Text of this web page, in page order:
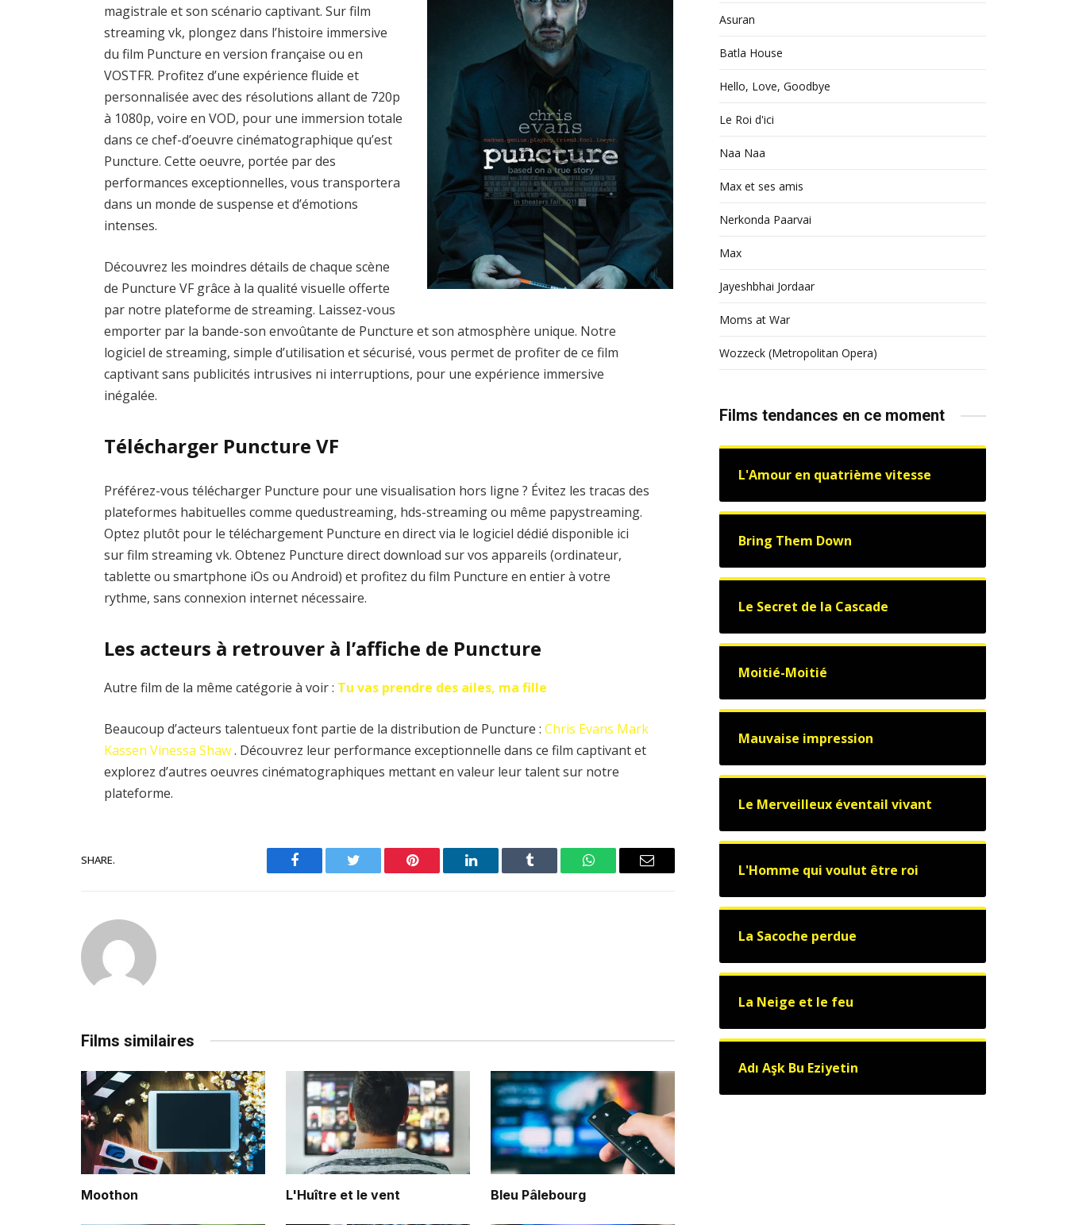
magistrale et son scénario captivant. Sur film
streaming vk, plongez dans l’histoire immersive
du film Puncture en version française ou en
VOSTFR. Profitez d’une expérience fluide et
personnalisée avec des résolutions allant de 720p
à 1080p, voire en VOD, pour une immersion totale
dans ce chef-d’oeuvre cinématographique qu’est
Puncture. Cette oeuvre, portée par des
performances exceptionnelles, vous transportera
dans un monde de suspense et d’émotions
intenses.
Découvrez les moindres détails de chaque scène
de Puncture VF grâce à la qualité visuelle offerte
par notre plateforme de streaming. Laissez-vous
emporter par la bande-son envoûtante de Puncture et son atmosphère unique. Notre
logiciel de streaming, simple d’utilisation et sécurisé, vous permet de profiter de ce film
captivant sans publicités intrusives ni interruptions, pour une expérience immersive
inégalée.
Télécharger Puncture VF
Préférez-vous télécharger Puncture pour une visualisation hors ligne ? Évitez les tracas des
plateformes habituelles comme quedustreaming, hds-streaming ou même papystreaming.
Optez plutôt pour le téléchargement Puncture en direct via le logiciel dédié disponible ici
sur film streaming vk. Obtenez Puncture direct download sur vos appareils (ordinateur,
tablette ou smartphone iOs ou Android) et profitez du film Puncture en entier à votre
rythme, sans connexion internet nécessaire.
Les acteurs à retrouver à l’affiche de Puncture
Autre film de la même catégorie à voir : Tu vas prendre des ailes, ma fille
Beaucoup d’acteurs talentueux font partie de la distribution de Puncture :Chris Evans Mark
Kassen Vinessa Shaw. Découvrez leur performance exceptionnelle dans ce film captivant et
explorez d’autres oeuvres cinématographiques mettant en valeur leur talent sur notre
plateforme.
SHARE.
Facebook Twitter Pinterest LinkedIn Tumblr WhatsAppEmail
Films similaires
Moothon L'Huître et le vent Bleu Pâlebourg
Asuran
Batla House
Hello, Love, Goodbye
Le Roi d'ici
Naa Naa
Max et ses amis
Nerkonda Paarvai
Max
Jayeshbhai Jordaar
Moms at War
Wozzeck (Metropolitan Opera)
Films tendances en ce moment
L'Amour en quatrième vitesse
Bring Them Down
Le Secret de la Cascade
Moitié-Moitié
Mauvaise impression
Le Merveilleux éventail vivant
L'Homme qui voulut être roi
La Sacoche perdue
La Neige et le feu
Adı Aşk Bu Eziyetin